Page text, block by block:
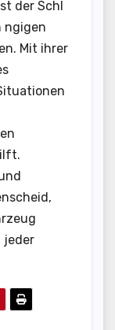
der Schl
ngigen
Mit ihrer
jeder